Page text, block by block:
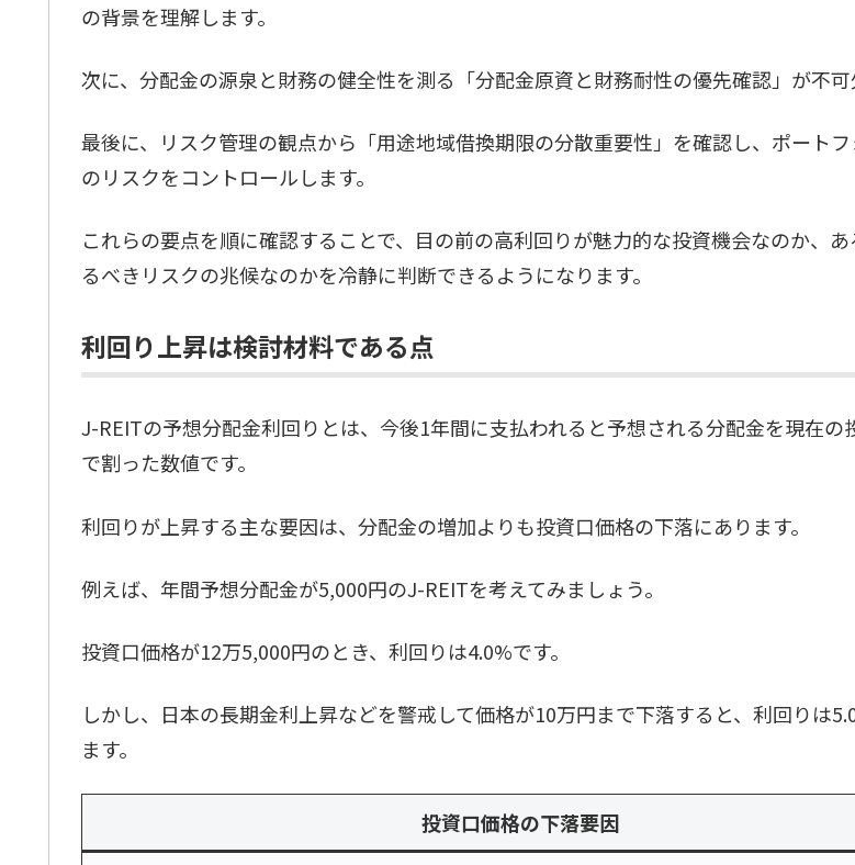
の背景を理解します。
次に、分配金の源泉と財務の健全性を測る「分配金原資と財務耐性の優先確認」が不可
最後に、リスク管理の観点から「用途地域借換期限の分散重要性」を確認し、ポート
のリスクをコントロールします。
これらの要点を順に確認することで、目の前の高利回りが魅力的な投資機会なのか、
るべきリスクの兆候なのかを冷静に判断できるようになります。
利回り上昇は検討材料である点
J-REITの予想分配金利回りとは、今後1年間に支払われると予想される分配金を現在の
で割った数値です。
利回りが上昇する主な要因は、分配金の増加よりも投資口価格の下落にあります。
例えば、年間予想分配金が5,000円のJ-REITを考えてみましょう。
投資口価格が12万5,000円のとき、利回りは4.0%です。
しかし、日本の長期金利上昇などを警戒して価格が10万円まで下落すると、利回りは
ます。
投資口価格の下落要因